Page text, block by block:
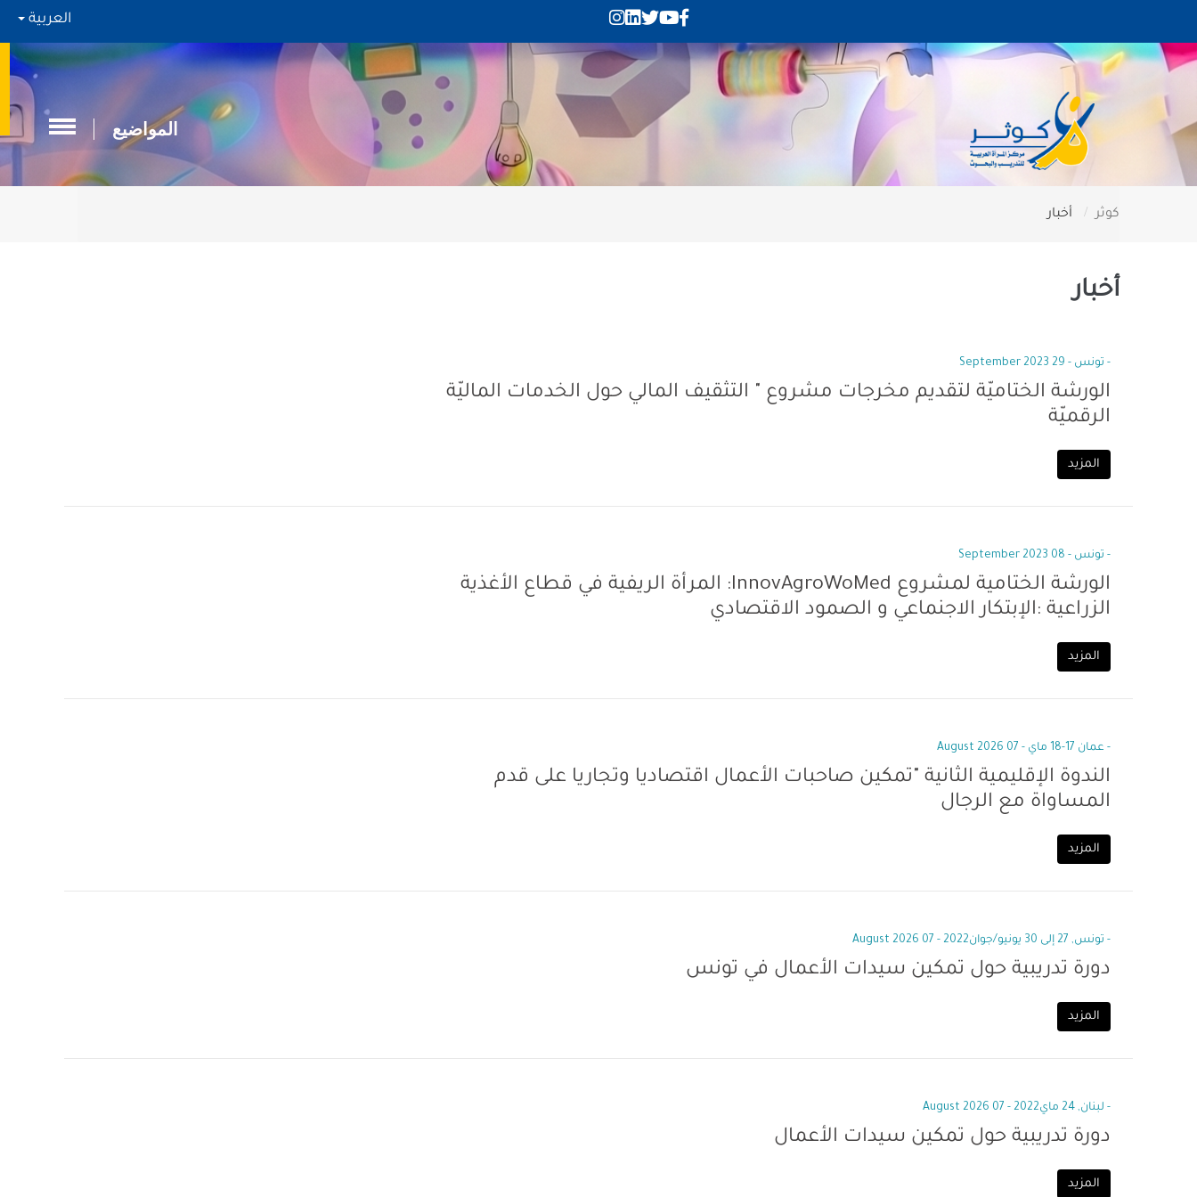
العربية
المواضيع
كوثر أخبار
أخبار
- تونس - 29 September 2023
الورشة الختاميّة لتقديم مخرجات مشروع " التثقيف المالي حول الخدمات الماليّة
الرقميّة
المزيد
- تونس - 08 September 2023
الورشة الختامية لمشروع InnovAgroWoMed: المرأة الريفية في قطاع الأغذية
الزراعية :الإبتكار الاجنماعي و الصمود الاقتصادي
المزيد
- عمان 17-18 ماي - 07 August 2026
الندوة الإقليمية الثانية "تمكين صاحبات الأعمال اقتصاديا وتجاريا على قدم
المساواة مع الرجال
المزيد
- تونس, 27 إلى 30 يونيو/جوان2022 - 07 August 2026
دورة تدريبية حول تمكين سيدات الأعمال في تونس
المزيد
- لبنان, 24 ماي2022 - 07 August 2026
دورة تدريبية حول تمكين سيدات الأعمال
المزيد